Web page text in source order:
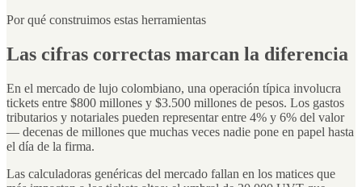
Por qué construimos estas herramientas
Las cifras correctas marcan la diferencia
En el mercado de lujo colombiano, una operación típica involucra
tickets entre $800 millones y $3.500 millones de pesos. Los gastos
tributarios y notariales pueden representar entre 4% y 6% del valor
— decenas de millones que muchas veces nadie pone en papel hasta
el día de la firma.
Las calculadoras genéricas del mercado fallan en los matices que